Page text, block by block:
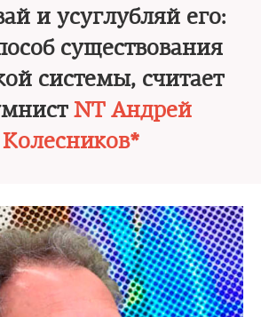
и усуглубляй его:
существования
системы, считает
NT Андрей
Колесников*